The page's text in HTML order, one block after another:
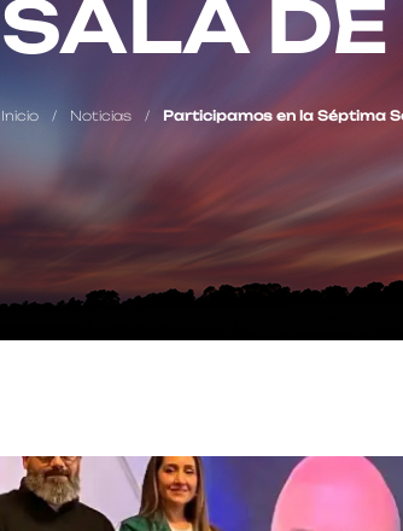
SALA
Inicio / Noticias / Participamos en la Séptima